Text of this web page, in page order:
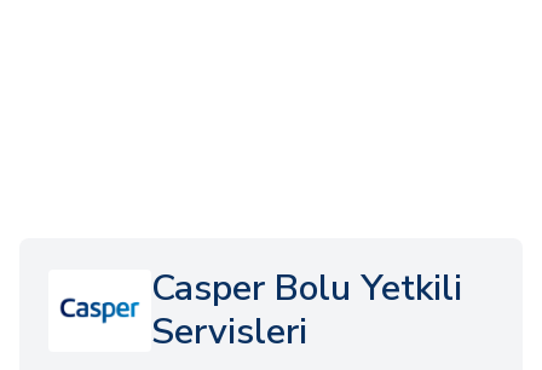
Casper Bolu Yetkili
Servisleri